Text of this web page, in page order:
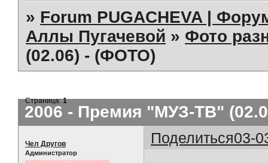
» Forum PUGACHEVA |
Аллы Пугачевой » Фото
(02.06) - (ФОТО)
2006 - Премия "МУЗ-ТВ"
Страница:1
Поделиться03-
Чел Другов
Администратор